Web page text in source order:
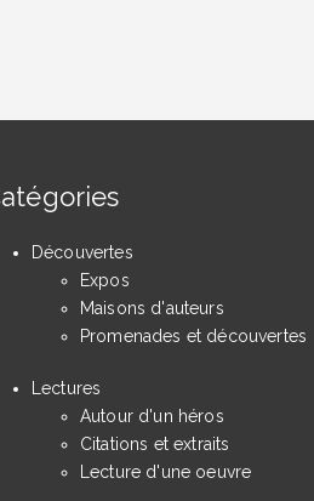
Découvertes
Expos
Maisons d'auteurs
Promenades et découvertes
Lectures
Autour d'un héros
Citations et extraits
Lecture d'une oeuvre